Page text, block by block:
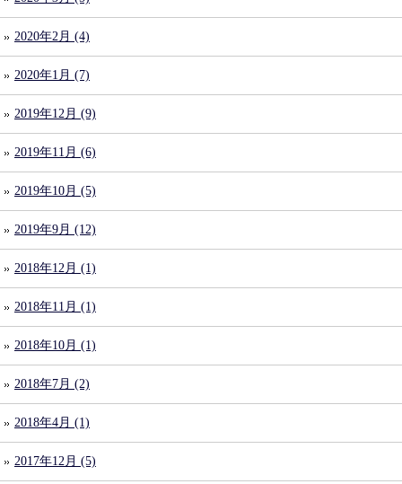
2020年2月 (4)
2020年1月 (7)
2019年12月 (9)
2019年11月 (6)
2019年10月 (5)
2019年9月 (12)
2018年12月 (1)
2018年11月 (1)
2018年10月 (1)
2018年7月 (2)
2018年4月 (1)
2017年12月 (5)